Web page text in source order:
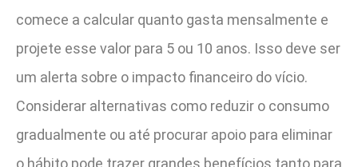
comece a calcular quanto gasta mensalmente e
projete esse valor para 5 ou 10 anos. Isso deve ser
um alerta sobre o impacto financeiro do vício.
Considerar alternativas como reduzir o consumo
gradualmente ou até procurar apoio para eliminar
o hábito pode trazer grandes benefícios tanto para